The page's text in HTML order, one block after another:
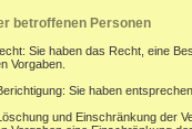
betroffenen Personen
Sie haben das Recht, eine
Vorgaben.
Sie haben
und Einschränkung der